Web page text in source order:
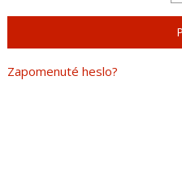
Zapomenuté heslo?